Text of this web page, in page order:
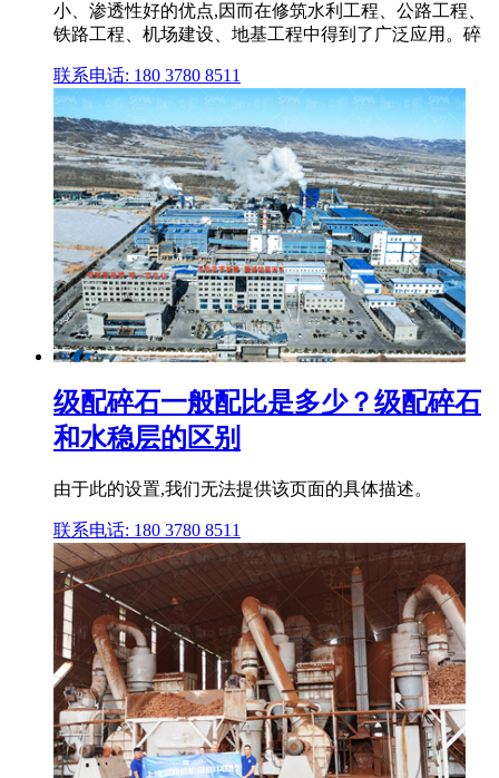
小、渗透性好的优点,因而在修筑水利工程、公路工程、
铁路工程、机场建设、地基工程中得到了广泛应用。碎
联系电话: 180 3780 8511
级配碎石一般配比是多少？级配碎石
和水稳层的区别
由于此的设置,我们无法提供该页面的具体描述。
联系电话: 180 3780 8511